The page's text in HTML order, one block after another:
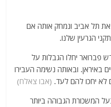
את תל אביב ונמחק אותה אם
הגרעין שלנו.
פברואר יחלו הגבלות על
באיראן. ובאותה נשימה העבירו
לא יחכו להם לעד. (אבו צאלח)
המשכורת הגבוהה ביותר